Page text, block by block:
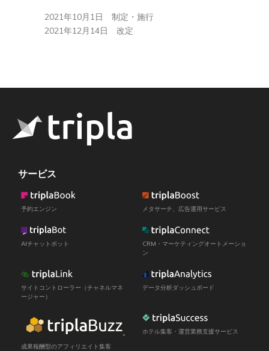
2021年10月1日 制定・施行
2021年12月14日 改定
サービス
予約エンジン メタサーチ、広告運用サービス
AIチャットボット
CRM・マーケティングオートメーショ
ン
サイトコントローラー（チャネルマネ
ージャー）
データ分析ダッシュボード
成果報酬型のアフィリエイト集客
ホテル集客・運営業務支援サービス